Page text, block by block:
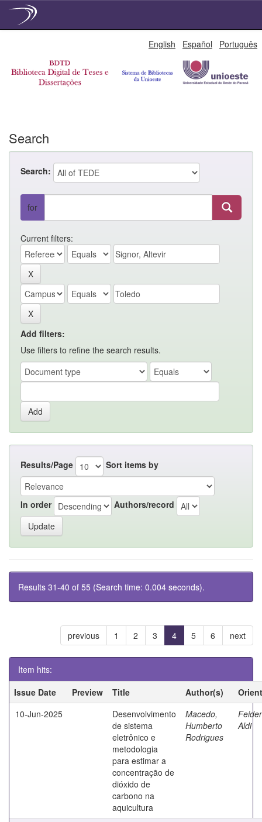
English Español Português
Search
Search:
for
Current filters:
Add filters:
Use filters to refine the search results.
Results/Page Sort items by
In order Authors/record
Results 31-40 of 55 (Search time: 0.004 seconds).
previous 1 2 3 4 5 6 next
Item hits:
Issue Date
Preview Title Author(s)
10-Jun-2025
Desenvolvimento
de sistema
eletrônico e
metodologia
para estimar a
concentração de
dióxido de
carbono na
aquicultura
Macedo,
Humberto
Rodrigues
Aldi